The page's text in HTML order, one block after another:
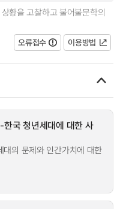
황을 고찰하고 불어불문학의
오류접수
이용방법
국 청년세대에 대한 사
의 문제와 인간가치에 대한